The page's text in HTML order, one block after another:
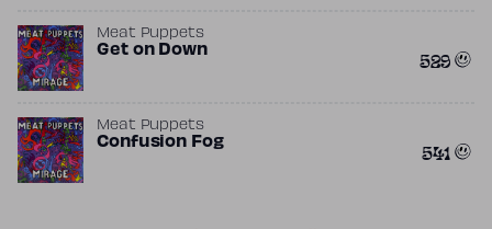
Meat Puppets
Get on Down 529
Meat Puppets
Confusion Fog 541